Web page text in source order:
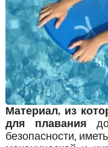
Материал, из
для плавания
безопасности,